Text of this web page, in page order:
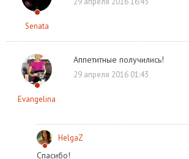
Senata
Evangelina
Аппетитные получились!
29 апреля 2016 01:43
HelgaZ
Спасибо!